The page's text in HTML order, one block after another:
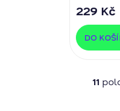
229 Kč
DO
11